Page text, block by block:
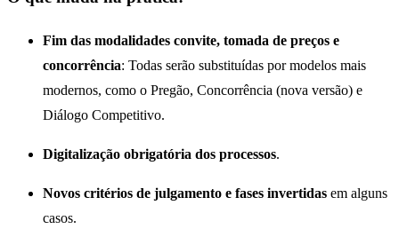
Fim das modalidades convite, tomada de preços e
concorrência: Todas serão substituídas por modelos mais
modernos, como o Pregão, Concorrência (nova versão) e
Diálogo Competitivo.
Digitalização obrigatória dos processos.
Novos critérios de julgamento e fases invertidas em alguns
casos.